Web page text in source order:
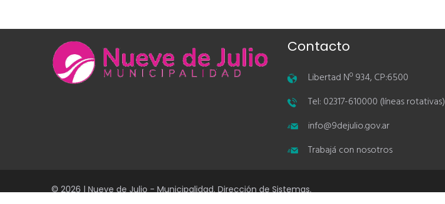
Contacto
Libertad Nº 934, CP:6500
Tel: 02317-610000 (líneas rotativas)
info@9dejulio.gov.ar
Trabajá con nosotros
© 2026 | Nueve de Julio - Municipalidad. Dirección de Sistemas.